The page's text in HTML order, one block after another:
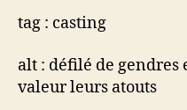
tag : casting
alt : défilé de
valeur leurs atouts